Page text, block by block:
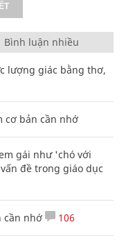
Bình luận nhiều
lượng giác bằng thơ,
cơ bản cần nhớ
gái như 'chó với
đề trong giáo dục
cần nhớ 106